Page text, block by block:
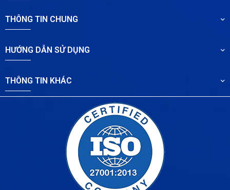
THÔNG TIN CHUNG
HƯỚNG DẪN SỬ DỤNG
THÔNG TIN KHÁC